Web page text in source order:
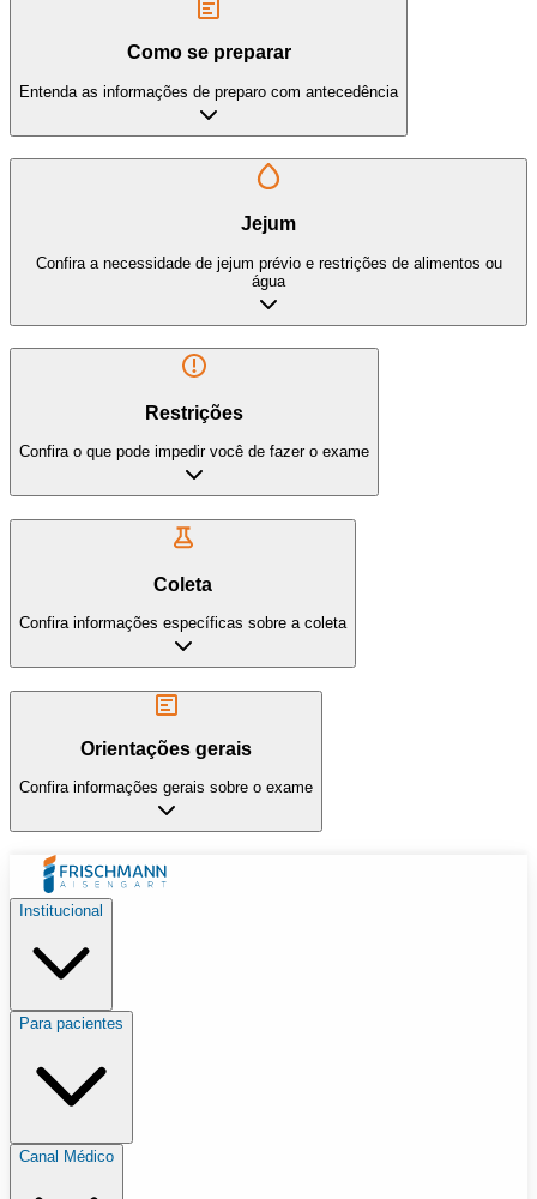
Como se preparar
Entenda as informações de preparo com antecedência
Jejum
Confira a necessidade de jejum prévio e restrições de alimentos ou
água
Restrições
Confira o que pode impedir você de fazer o exame
Coleta
Confira informações específicas sobre a coleta
Orientações gerais
Confira informações gerais sobre o exame
Institucional
Para pacientes
Canal Médico